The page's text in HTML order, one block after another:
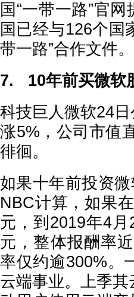
国“一带一路”官
国已经与126个国
带一路”合作文件。
7. 10年前买微软
科技巨人微软24
涨5%，公司市值
徘徊。
如果十年前投资
NBC计算，如果
元，到2019年4
元，整体报酬率
率仅约逾300%。
云端事业。上季